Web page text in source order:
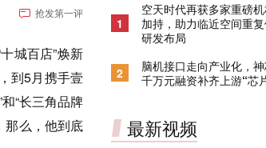
抢发第一评
城百店”焕新
到5月携手壹
“长三角品牌
么，他到底
1
空天时代再获多家重磅
加持，助力临近空间重
研发布局
2
脑机接口走向产业化，
千万元融资补齐上游“芯
最新视频